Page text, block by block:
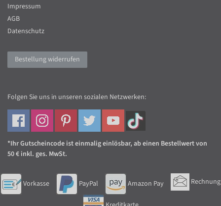
Impressum
AGB
Datenschutz
Bestellung widerrufen
Folgen Sie uns in unseren sozialen Netzwerken:
*Ihr Gutscheincode ist einmalig einlösbar, ab einen Bestellwert von
50 € inkl. ges. MwSt.
Vorkasse PayPal Amazon Pay Rechnung